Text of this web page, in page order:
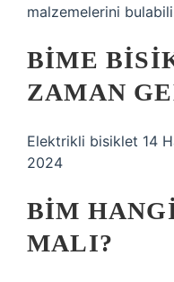
malzemelerini
BIME
ZAMAN
Elektrikli bisiklet 14
2024
BİM
MALI?